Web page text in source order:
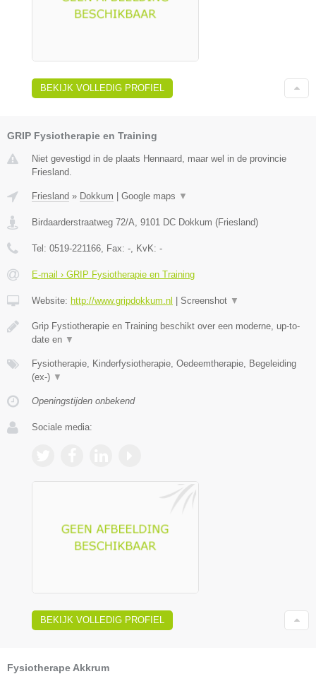
BEKIJK VOLLEDIG PROFIEL
GRIP Fysiotherapie en Training
Niet gevestigd in de plaats Hennaard, maar wel in de provincie
Friesland.
Friesland » Dokkum Google maps ▼
Birdaarderstraatweg 72/A 9101 DC Dokkum (Friesland)
Tel: 0519-221166 , Fax: - , KvK: -
E-mail › GRIP Fysiotherapie en Training
Website: http://www.gripdokkum.nl Screenshot ▼
Grip Fystiotherapie en Training beschikt over een moderne, up-to-
date en ▼
Fysiotherapie, Kinderfysiotherapie, Oedeemtherapie, Begeleiding
(ex-) ▼
Openingstijden onbekend
Sociale media:
BEKIJK VOLLEDIG PROFIEL
Fysiotherape Akkrum